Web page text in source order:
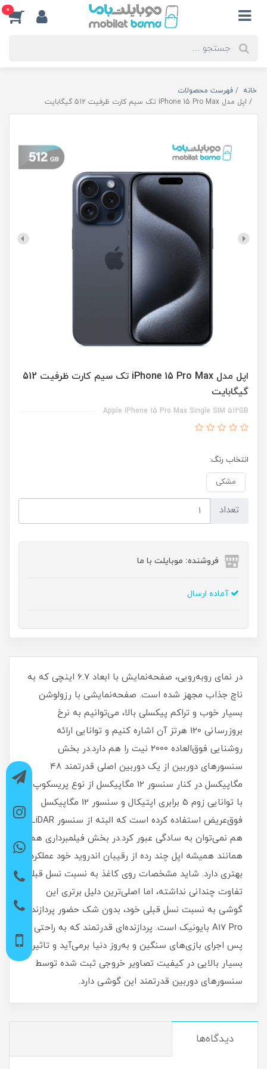
0
خانه
فهرست محصولات
اپل مدل iPhone 15 Pro Max تک سیم‌ کارت ظرفیت 512 گیگابایت
اپل مدل iPhone 15 Pro Max تک سیم‌ کارت ظرفیت 512
گیگابایت
Apple iPhone 15 Pro Max Single SIM 512GB
انتخاب رنگ:
مشکی
تعداد
فروشنده: موبایلت با ما
آماده ارسال
در نمای رو‌به‌رویی، صفحه‌نمایش با ابعاد 6.7 اینچی که به
ناچ جذاب مجهز شده است. صفحه‌نمایشی با‌ رزولوشن
بسیار خوب و تراکم پیکسلی بالا، می‌توانیم به نرخ
بروزرسانی 120 هرتز آن اشاره کنیم و توانایی ارائه
روشنایی فوق‌العاده 2000 نیت را هم دارد.در بخش
سنسور‌های دوربین از یک دوربین اصلی قدرتمند 48
مگاپیکسل در کنار سنسور 12 مگاپیکسل از نوع پریسکوپ
با توانایی زوم 5 برابری اپتیکال و سنسور 12 مگاپیکسل
فوق‌عریض استفاده کرده است که البته از سنسور LiDAR
هم نمی‌توان به سادگی عبور کرد.در بخش فیلمبرداری هم
همانند همیشه اپل چند رده از رقیبان اندروید خود عملکرد
بهتری دارد. شاید مشخصات روی کاغذ به نسبت نسل قبلی
تفاوت چندانی نداشته، اما اصلی‌ترین دلیل برتری این
گوشی به نسبت نسل قبلی خود، بدون شک حضور پردازنده
A17 Pro بایونیک است. پردازنده‌ای قدرتمند که به راحتی از
پس اجرای بازی‌های سنگین و به‌روز دنیا برمی‌آید و تاثیر
بسیار بالایی در کیفیت تصاویر خروجی ثبت شده توسط
سنسور‌های دوربین قدرتمند این گوشی دارد.
دیدگاه‌ها